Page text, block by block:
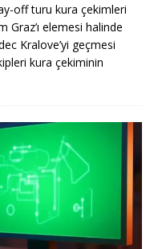
off turu kura çekimleri
Graz’ı elemesi halinde
Kralove’yi geçmesi
kura çekiminin